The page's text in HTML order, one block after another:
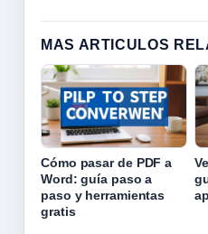
MAS ARTICULOS
Cómo pasar de PDF a
Word: guía paso a
paso y herramientas
gratis